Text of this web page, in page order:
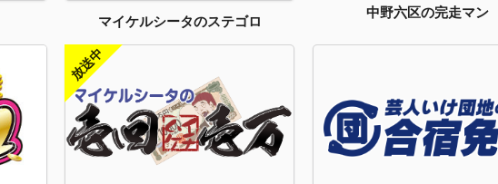
マイケルシータのステゴロ 中野六区の完走マン